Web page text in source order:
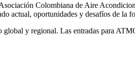
Colombiana de Aire
actual, oportunidades y desafíos de
y regional. Las entradas para